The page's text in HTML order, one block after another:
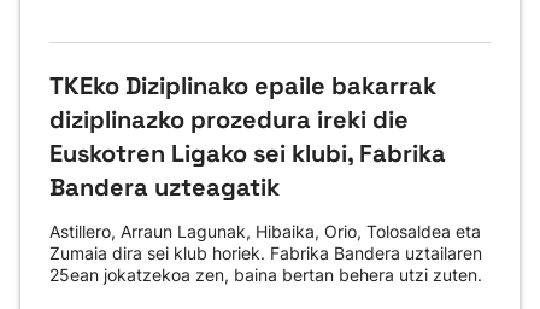
TKEko Diziplinako epaile bakarrak
diziplinazko prozedura ireki die
Euskotren Ligako sei klubi, Fabrika
Bandera uzteagatik
Astillero, Arraun Lagunak, Hibaika, Orio, Tolosaldea eta
Zumaia dira sei klub horiek. Fabrika Bandera uztailaren
25ean jokatzekoa zen, baina bertan behera utzi zuten.